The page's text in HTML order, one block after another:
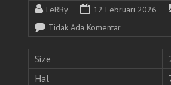
LeRRy 12 Februari 2026
Tidak Ada Komentar
Size
Hal